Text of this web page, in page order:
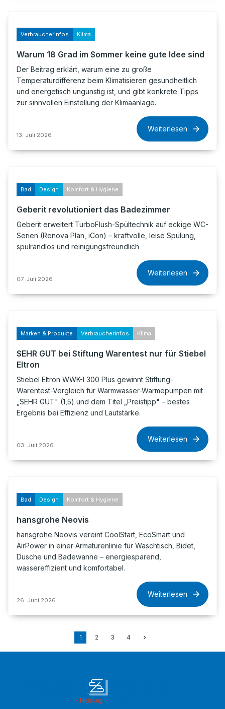
Verbraucherinfos Klima
Warum 18 Grad im Sommer keine gute Idee sind
Der Beitrag erklärt, warum eine zu große
Temperaturdifferenz beim Klimatisieren gesundheitlich
und energetisch ungünstig ist, und gibt konkrete Tipps
zur sinnvollen Einstellung der Klimaanlage.
13. Juli 2026
Weiterlesen
Bad Design Komfort & Hygiene
Geberit revolutioniert das Badezimmer
Geberit erweitert TurboFlush-Spültechnik auf eckige WC-
Serien (Renova Plan, iCon) – kraftvolle, leise Spülung,
spülrandlos und reinigungsfreundlich
07. Juli 2026
Weiterlesen
Marken & Produkte Verbraucherinfos Klima
SEHR GUT bei Stiftung Warentest nur für Stiebel
Eltron
Stiebel Eltron WWK-I 300 Plus gewinnt Stiftung-
Warentest-Vergleich für Warmwasser-Wärmepumpen mit
„SEHR GUT" (1,5) und dem Titel „Preistipp" – bestes
Ergebnis bei Effizienz und Lautstärke.
03. Juli 2026
Weiterlesen
Bad Design Komfort & Hygiene
hansgrohe Neovis
hansgrohe Neovis vereint CoolStart, EcoSmart und
AirPower in einer Armaturenlinie für Waschtisch, Bidet,
Dusche und Badewanne – energiesparend,
wassereffizient und komfortabel.
26. Juni 2026
Weiterlesen
1 2 3 4